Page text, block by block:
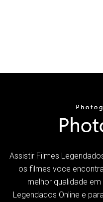
Assistir Filmes
os filmes voce
melhor qualidade em
Legendados Online e